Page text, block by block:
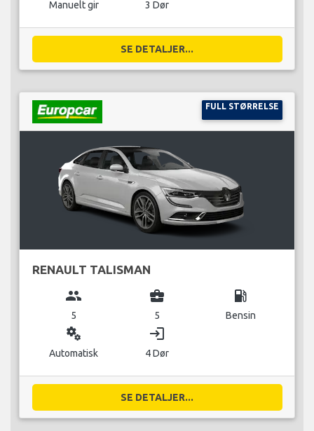
Manuelt gir 3 Dør
SE DETALJER...
FULL STØRRELSE
RENAULT TALISMAN
group
5
business_center
5
local_gas_station
Bensin
miscellaneous_services
Automatisk
login
4 Dør
SE DETALJER...